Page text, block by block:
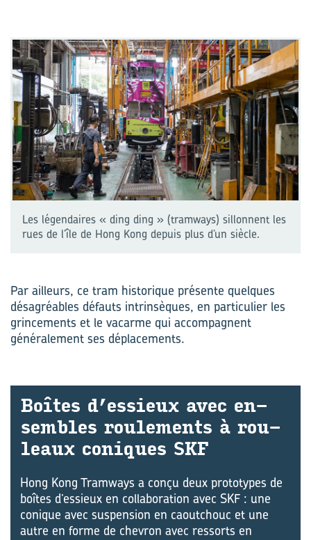
Les légendaires « ding ding » (tramways) sillonnent les
rues de l’île de Hong Kong depuis plus d’un siècle.
Par ailleurs, ce tram historique présente quelques
désagréables défauts intrinsèques, en particulier les
grincements et le vacarme qui accompagnent
généralement ses déplacements.
Boîtes d’es­sieux avec en­
sembles rou­le­ments à rou­
leaux co­niques SKF
Hong Kong Tramways a conçu deux prototypes de
boîtes d’essieux en collaboration avec SKF : une
conique avec suspension en caoutchouc et une
autre en forme de chevron avec ressorts en